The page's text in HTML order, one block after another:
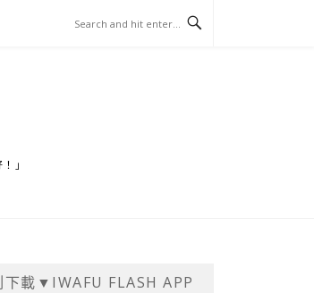
」
下載▼IWAFU FLASH APP